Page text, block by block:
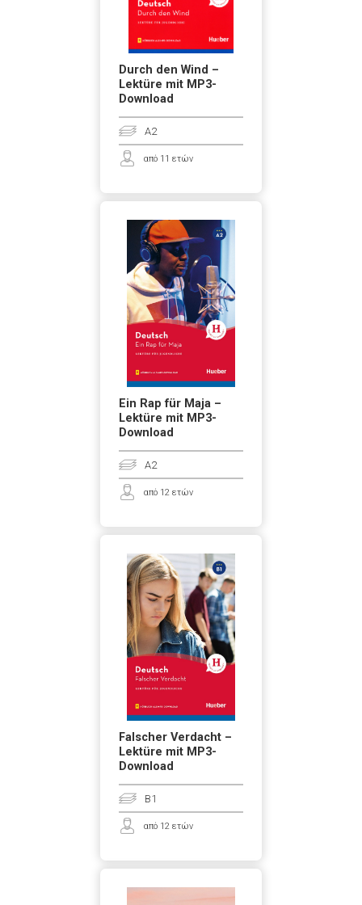
Durch den Wind –
Lektüre mit MP3-
Download
A2
από 11 ετών
Ein Rap für Maja –
Lektüre mit MP3-
Download
A2
από 12 ετών
Falscher Verdacht –
Lektüre mit MP3-
Download
B1
από 12 ετών